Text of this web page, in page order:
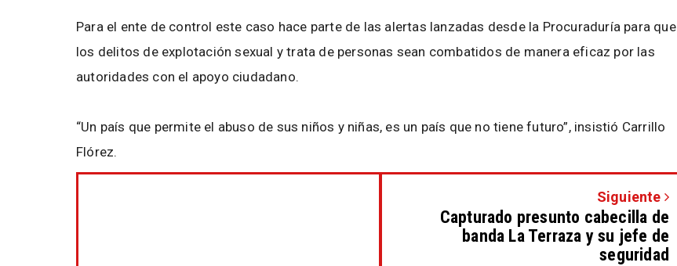
Para el ente de control este caso hace parte de las alertas lanzadas desde la Procuraduría para que
los delitos de explotación sexual y trata de personas sean combatidos de manera eficaz por las
autoridades con el apoyo ciudadano.
“Un país que permite el abuso de sus niños y niñas, es un país que no tiene futuro”, insistió Carrillo
Flórez.
Siguiente
Capturado presunto cabecilla de
banda La Terraza y su jefe de
seguridad